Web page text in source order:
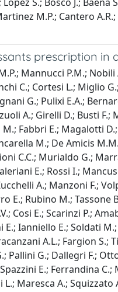
M.P.; Cantero
prescription in
Mannucci P.M.;
C.; Cortesi L.; Miglio
G.; Pulixi E.A.;
A.; Girelli D.; Busti
Fabbri E.; Magalotti
M.; De Amicis
C.C.; Murialdo G.;
E.; Rossi I.;
A.; Manzoni F.;
E.; Rubino M.;
Cosi E.; Scarinzi P.;
Ianniello E.; Soldati
A.L.; Fargion S.;
G.; Dallegri F.;
E.; Ferrandina
Maresca A.;